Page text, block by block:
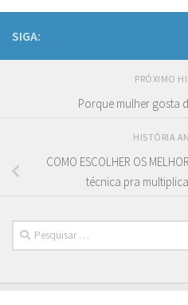
SIGA:
PRÓXIMO
Porque mulher gosta
HISTÓRIA
COMO ESCOLHER OS
técnica pra
Pesquisar
por: